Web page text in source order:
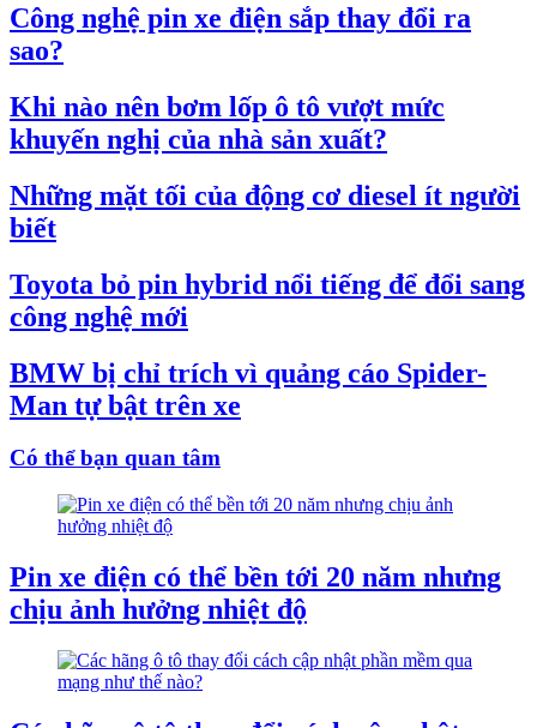
Công nghệ pin xe điện sắp thay đổi ra
sao?
Khi nào nên bơm lốp ô tô vượt mức
khuyến nghị của nhà sản xuất?
Những mặt tối của động cơ diesel ít người
biết
Toyota bỏ pin hybrid nổi tiếng để đổi sang
công nghệ mới
BMW bị chỉ trích vì quảng cáo Spider-
Man tự bật trên xe
Có thể bạn quan tâm
Pin xe điện có thể bền tới 20 năm nhưng
chịu ảnh hưởng nhiệt độ